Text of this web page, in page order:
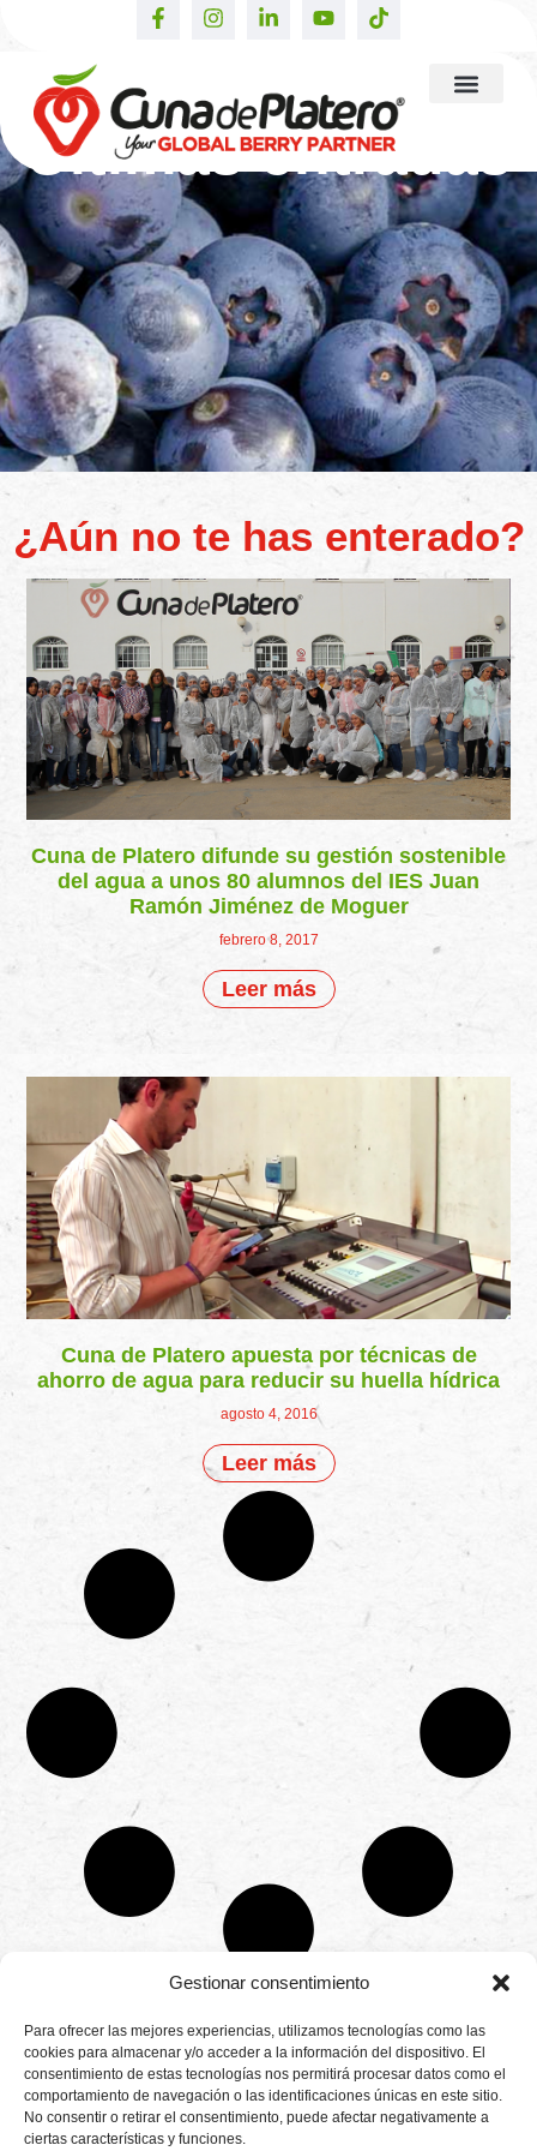
Gestionar consentimiento
Para ofrecer las mejores experiencias, utilizamos tecnologías como las
cookies para almacenar y/o acceder a la información del dispositivo. El
consentimiento de estas tecnologías nos permitirá procesar datos como el
comportamiento de navegación o las identificaciones únicas en este sitio.
No consentir o retirar el consentimiento, puede afectar negativamente a
ciertas características y funciones.
Últimas entradas
¿Aún no te has enterado?
Cuna de Platero difunde su gestión sostenible
del agua a unos 80 alumnos del IES Juan
Ramón Jiménez de Moguer
febrero 8, 2017
Leer más
Cuna de Platero apuesta por técnicas de
ahorro de agua para reducir su huella hídrica
agosto 4, 2016
Leer más
Productores
de
fresas,
frambuesas,
arándanos
CONTÁCTANOS
Camino de
Montemayor s/n
21800 Moguer.
Huelva ESPAÑA.
info@cunadeplatero.com
Aviso legal
Política de
Canal de denuncias